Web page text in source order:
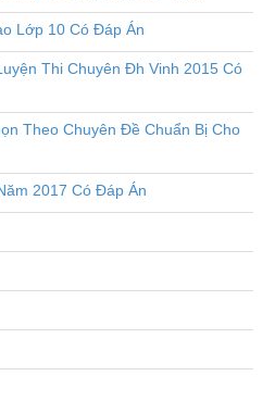
Lớp 10 Có Đáp Án
Thi Chuyên Đh Vinh 2015 Có
Theo Chuyên Đề Chuẩn Bị Cho
2017 Có Đáp Án